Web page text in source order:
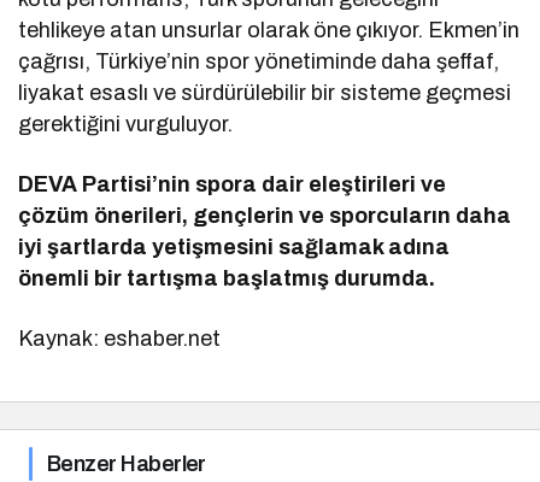
tehlikeye atan unsurlar olarak öne çıkıyor. Ekmen’in
çağrısı, Türkiye’nin spor yönetiminde daha şeffaf,
liyakat esaslı ve sürdürülebilir bir sisteme geçmesi
gerektiğini vurguluyor.
DEVA Partisi’nin spora dair eleştirileri ve
çözüm önerileri, gençlerin ve sporcuların daha
iyi şartlarda yetişmesini sağlamak adına
önemli bir tartışma başlatmış durumda.
Kaynak: eshaber.net
Benzer Haberler